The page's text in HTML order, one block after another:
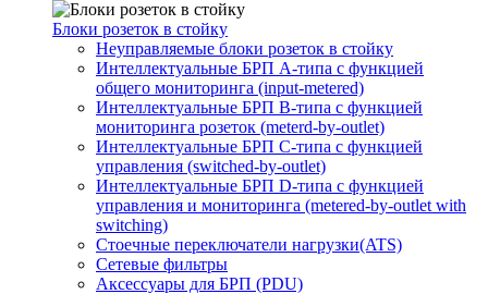
Блоки розеток в стойку
Неуправляемые блоки розеток в стойку
Интеллектуальные БРП А-типа с функцией
общего мониторинга (input-metered)
Интеллектуальные БРП B-типа с функцией
мониторинга розеток (meterd-by-outlet)
Интеллектуальные БРП C-типа с функцией
управления (switched-by-outlet)
Интеллектуальные БРП D-типа с функцией
управления и мониторинга (metered-by-outlet with
switching)
Стоечные переключатели нагрузки(ATS)
Сетевые фильтры
Аксессуары для БРП (PDU)